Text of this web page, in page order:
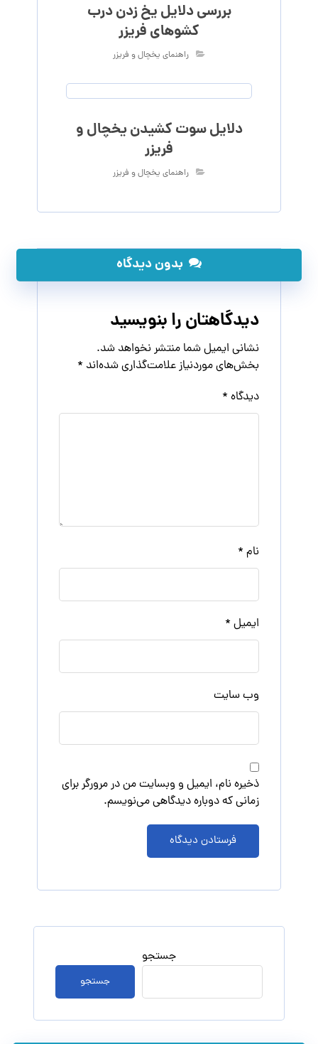
بررسی دلایل یخ زدن درب
کشوهای فریزر
راهنمای یخچال و فریزر
دلایل سوت کشیدن یخچال و
فریزر
راهنمای یخچال و فریزر
بدون دیدگاه
دیدگاهتان را بنویسید
نشانی ایمیل شما منتشر نخواهد شد.
بخش‌های موردنیاز علامت‌گذاری شده‌اند *
دیدگاه *
نام *
ایمیل *
وب‌ سایت
ذخیره نام، ایمیل و وبسایت من در مرورگر برای
زمانی که دوباره دیدگاهی می‌نویسم.
فرستادن دیدگاه
جستجو
جستجو